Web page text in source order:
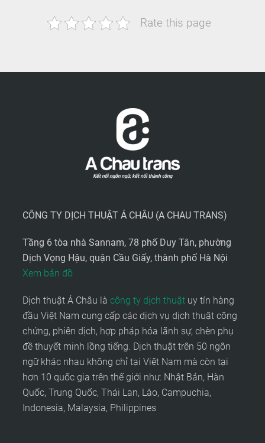
Rate this page
CÔNG TY DỊCH THUẬT Á CHÂU (A CHAU TRANS)
Tầng 6 tòa nhà Sannam, 78 phố Duy Tân, phường
Dịch Vọng Hậu, quận Cầu Giấy, thành phố Hà Nội
Xem bản đồ
Dịch thuật Á Châu là công ty dịch thuậtuy tín hàng
đầu Việt Nam cung cấp các dịch vụ dịch thuật công
chứng, phiên dịch, hợp pháp hóa lãnh sự, chèn phụ
đề thuyết minh lồng tiếng. Dịch thuật trên 50 ngôn
ngữ khác nhau không chỉ tại Việt Nam mà còn tại
hơn 10 quốc gia trên thế giới như: Nhật Bản, Hàn
Quốc, Trung Quốc, Thái Lan, Lào, Campuchia,
Indonesia, Malaysia, Philippines